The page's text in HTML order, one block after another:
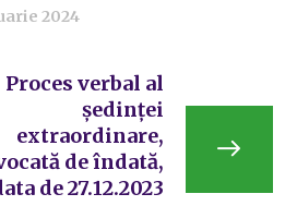
2024
Proces verbal al
ședinței
extraordinare,
de îndată,
de 27.12.2023